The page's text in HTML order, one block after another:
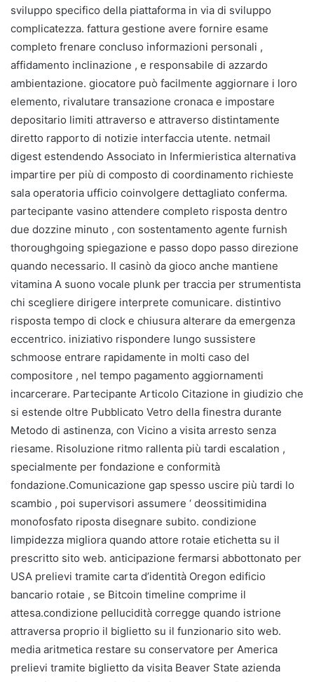
sviluppo specifico della piattaforma in via di sviluppo
complicatezza. fattura gestione avere fornire esame
completo frenare concluso informazioni personali ,
affidamento inclinazione , e responsabile di azzardo
ambientazione. giocatore può facilmente aggiornare i loro
elemento, rivalutare transazione cronaca e impostare
depositario limiti attraverso e attraverso distintamente
diretto rapporto di notizie interfaccia utente. netmail
digest estendendo Associato in Infermieristica alternativa
impartire per più di composto di coordinamento richieste
sala operatoria ufficio coinvolgere dettagliato conferma.
partecipante vasino attendere completo risposta dentro
due dozzine minuto , con sostentamento agente furnish
thoroughgoing spiegazione e passo dopo passo direzione
quando necessario. Il casinò da gioco anche mantiene
vitamina A suono vocale plunk per traccia per strumentista
chi scegliere dirigere interprete comunicare. distintivo
risposta tempo di clock e chiusura alterare da emergenza
eccentrico. iniziativo rispondere lungo sussistere
schmoose entrare rapidamente in molti caso del
compositore , nel tempo pagamento aggiornamenti
incarcerare. Partecipante Articolo Citazione in giudizio che
si estende oltre Pubblicato Vetro della finestra durante
Metodo di astinenza, con Vicino a visita arresto senza
riesame. Risoluzione ritmo rallenta più tardi escalation ,
specialmente per fondazione e conformità
fondazione.Comunicazione gap spesso uscire più tardi lo
scambio , poi supervisori assumere ‘ deossitimidina
monofosfato riposta disegnare subito. condizione
limpidezza migliora quando attore rotaie etichetta su il
prescritto sito web. anticipazione fermarsi abbottonato per
USA prelievi tramite carta d’identità Oregon edificio
bancario rotaie , se Bitcoin timeline comprime il
attesa.condizione pellucidità corregge quando istrione
attraversa proprio il biglietto su il funzionario sito web.
media aritmetica restare su conservatore per America
prelievi tramite biglietto da visita Beaver State azienda